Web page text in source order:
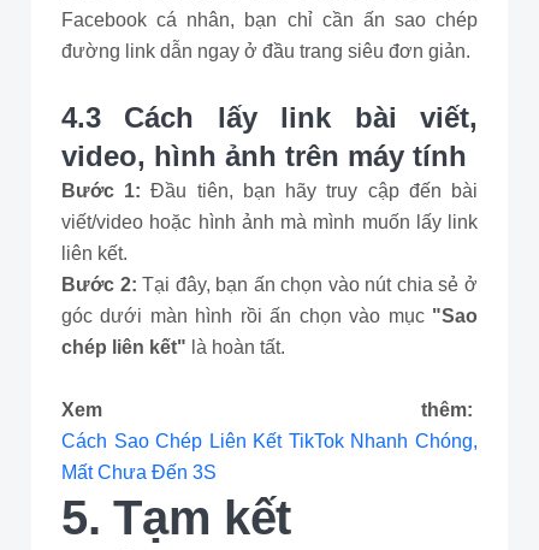
Facebook cá nhân, bạn chỉ cần ấn sao chép
đường link dẫn ngay ở đầu trang siêu đơn giản.
4.3 Cách lấy link bài viết,
video, hình ảnh trên máy tính
Bước 1: Đầu tiên, bạn hãy truy cập đến bài
viết/video hoặc hình ảnh mà mình muốn lấy link
liên kết.
Bước 2:Tại đây, bạn ấn chọn vào nút chia sẻ ở
góc dưới màn hình rồi ấn chọn vào mục "Sao
chép liên kết" là hoàn tất.
Xem thêm:
Cách Sao Chép Liên Kết TikTok Nhanh Chóng,
Mất Chưa Đến 3S
5. Tạm kết